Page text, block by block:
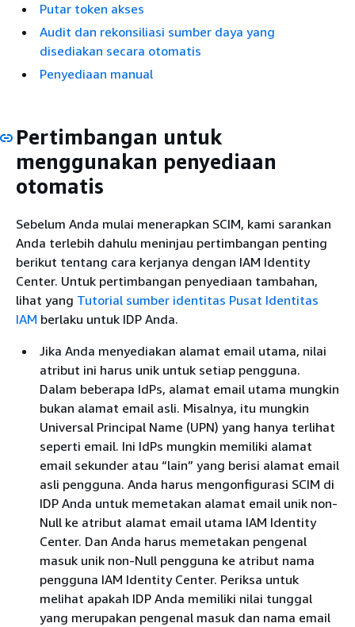
Putar token akses
Audit dan rekonsiliasi sumber daya yang
disediakan secara otomatis
Penyediaan manual
Pertimbangan untuk
menggunakan penyediaan
otomatis
Sebelum Anda mulai menerapkan SCIM, kami sarankan
Anda terlebih dahulu meninjau pertimbangan penting
berikut tentang cara kerjanya dengan IAM Identity
Center. Untuk pertimbangan penyediaan tambahan,
lihat yang Tutorial sumber identitas Pusat Identitas
IAM berlaku untuk IDP Anda.
Jika Anda menyediakan alamat email utama, nilai
atribut ini harus unik untuk setiap pengguna.
Dalam beberapa IdPs, alamat email utama mungkin
bukan alamat email asli. Misalnya, itu mungkin
Universal Principal Name (UPN) yang hanya terlihat
seperti email. Ini IdPs mungkin memiliki alamat
email sekunder atau “lain” yang berisi alamat email
asli pengguna. Anda harus mengonfigurasi SCIM di
IDP Anda untuk memetakan alamat email unik non-
Null ke atribut alamat email utama IAM Identity
Center. Dan Anda harus memetakan pengenal
masuk unik non-Null pengguna ke atribut nama
pengguna IAM Identity Center. Periksa untuk
melihat apakah IDP Anda memiliki nilai tunggal
yang merupakan pengenal masuk dan nama email